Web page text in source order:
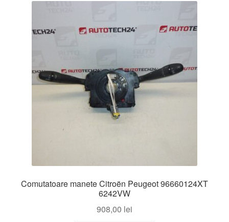
Comutatoare manete Citroën Peugeot 96660124XT
6242VW
908,00 lei